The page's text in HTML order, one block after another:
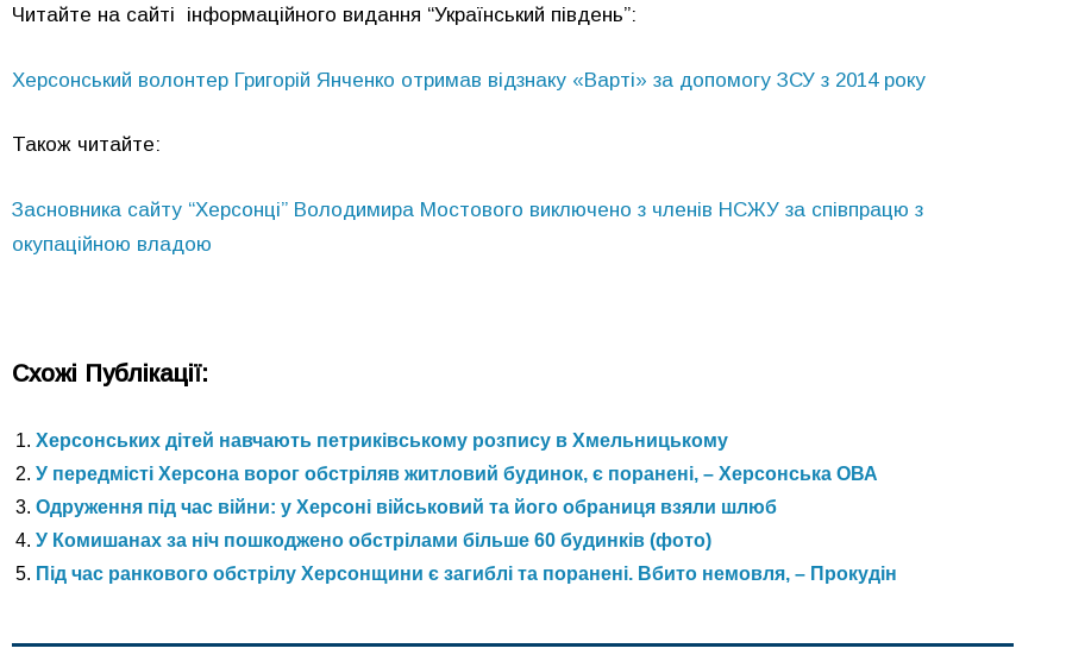
Читайте на сайті інформаційного видання “Український південь”:
Херсонський волонтер Григорій Янченко отримав відзнаку «Варті» за допомогу ЗСУ з 2014 року
Також читайте:
Засновника сайту “Херсонці” Володимира Мостового виключено з членів НСЖУ за співпрацю з
окупаційною владою
Схожі Публікації:
Херсонських дітей навчають петриківському розпису в Хмельницькому
У передмісті Херсона ворог обстріляв житловий будинок, є поранені, – Херсонська ОВА
Одруження під час війни: у Херсоні військовий та його обраниця взяли шлюб
У Комишанах за ніч пошкоджено обстрілами більше 60 будинків (фото)
Під час ранкового обстрілу Херсонщини є загиблі та поранені. Вбито немовля, – Прокудін